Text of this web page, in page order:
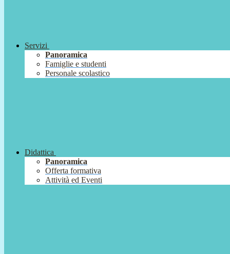
Servizi
Panoramica
Famiglie e studenti
Personale scolastico
Didattica
Panoramica
Offerta formativa
Attività ed Eventi